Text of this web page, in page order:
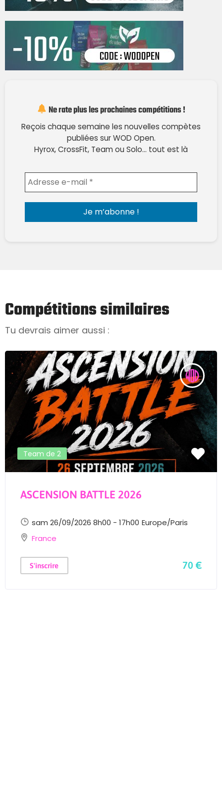
Ne rate plus les prochaines compétitions !
Reçois chaque semaine les nouvelles compètes
publiées sur WOD Open.
Hyrox, CrossFit, Team ou Solo… tout est là
Compétitions similaires
Tu devrais aimer aussi :
Team de 2
ASCENSION BATTLE 2026
sam 26/09/2026 8h00 - 17h00 Europe/Paris
France
S'inscrire 70 €